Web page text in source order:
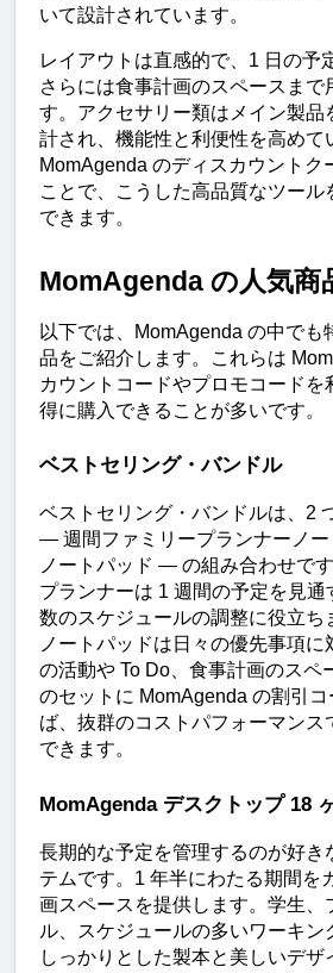
いて設計されています。
レイアウトは直感的で、1 日の予
さらには食事計画のスペースまで
す。アクセサリー類はメイン製品
計され、機能性と利便性を高めて
MomAgenda のディスカウントク
ことで、こうした高品質なツール
できます。
MomAgenda の人気商
以下では、MomAgenda の中でも
品をご紹介します。これらは
カウントコードやプロモコードを
得に購入できることが多いです。
ベストセリング・バンドル
ベストセリング・バンドルは、2
— 週間ファミリープランナーノー
ノートパッド — の組み合わせで
プランナーは 1 週間の予定を見通
数のスケジュールの調整に役立ち
ノートパッドは日々の優先事項に
の活動や To Do、食事計画のスペ
のセットに MomAgenda の割引
ば、抜群のコストパフォーマンス
できます。
MomAgenda デスクトップ 18
長期的な予定を管理するのが好き
テムです。1 年半にわたる期間を
画スペースを提供します。学生、
ル、スケジュールの多いワーキン
しっかりとした製本と美しいデザ